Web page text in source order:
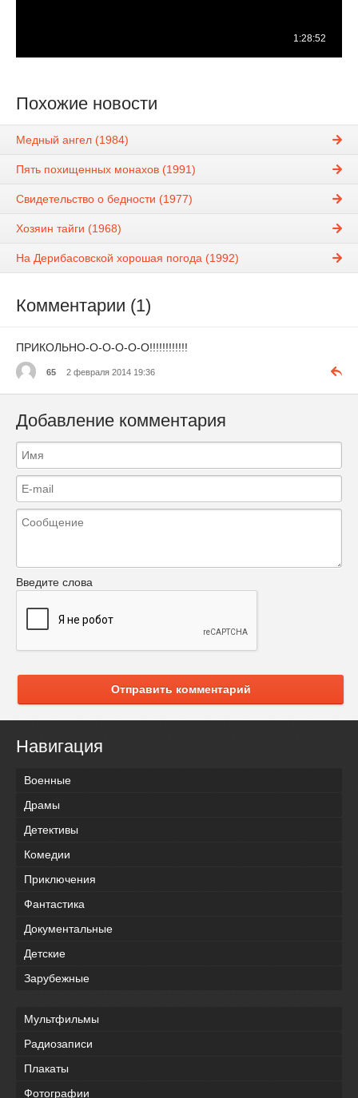
Похожие новости
Медный ангел (1984)
Пять похищенных монахов (1991)
Свидетельство о бедности (1977)
Хозяин тайги (1968)
На Дерибасовской хорошая погода (1992)
Комментарии (1)
ПРИКОЛЬНО-О-О-О-О-О!!!!!!!!!!!!
65 2 февраля 2014 19:36
Добавление комментария
Введите слова
Отправить комментарий
Навигация
Военные
Драмы
Детективы
Комедии
Приключения
Фантастика
Документальные
Детские
Зарубежные
Мультфильмы
Радиозаписи
Плакаты
Фотографии